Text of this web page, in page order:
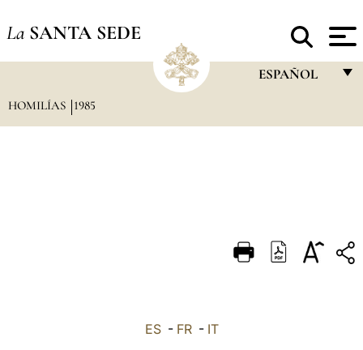
La SANTA SEDE
ESPAÑOL
DEUTSCH
HOMILÍAS 1985
ES- FR- IT